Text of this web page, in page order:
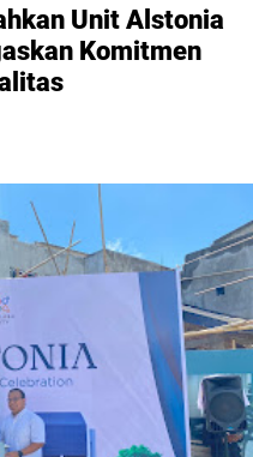
Unit Alstonia
Komitmen